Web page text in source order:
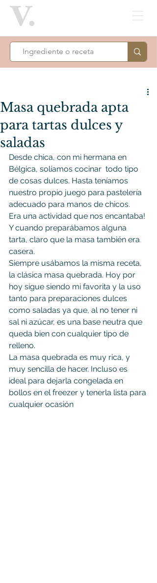
Masa quebrada apta
para tartas dulces y
saladas
Desde chica, con mi hermana en
Bélgica, solíamos cocinar  todo tipo
de cosas dulces. Hasta teníamos
nuestro propio juego para pastelería
adecuado para manos de chicos.
Era una actividad que nos encantaba!
Y cuando preparábamos alguna
tarta, claro que la masa también era
casera.
Siempre usábamos la misma receta,
la clásica masa quebrada. Hoy por
hoy sigue siendo mi favorita y la uso
tanto para preparaciones dulces
como saladas ya que, al no tener ni
sal ni azúcar, es una base neutra que
queda bien con cualquier tipo de
relleno.
La masa quebrada es muy rica, y
muy sencilla de hacer. Incluso es
ideal para dejarla congelada en
bollos en el freezer y tenerla lista para
cualquier ocasión